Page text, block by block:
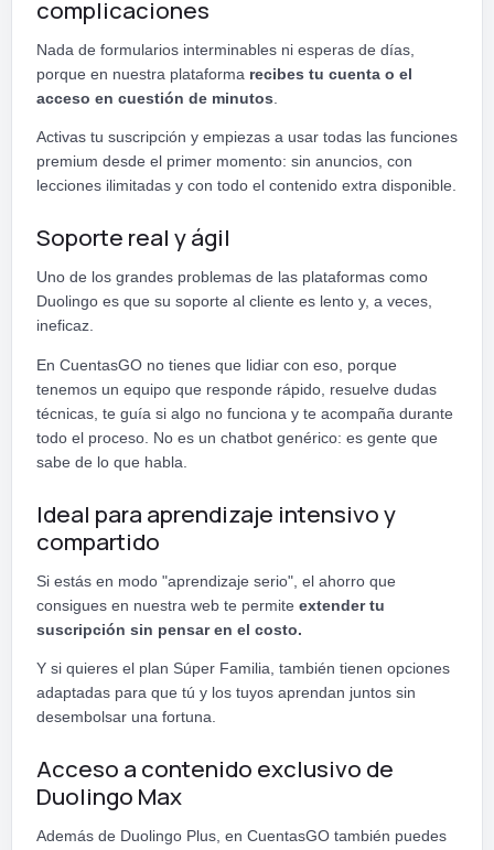
complicaciones
Nada de formularios interminables ni esperas de días,
porque en nuestra plataforma recibes tu cuenta o el
acceso en cuestión de minutos
Activas tu suscripción y empiezas a usar todas las funciones
premium desde el primer momento: sin anuncios, con
lecciones ilimitadas y con todo el contenido extra disponible.
Soporte real y ágil
Uno de los grandes problemas de las plataformas como
Duolingo es que su soporte al cliente es lento y, a veces,
ineficaz.
En CuentasGO no tienes que lidiar con eso, porque
tenemos un equipo que responde rápido, resuelve dudas
técnicas, te guía si algo no funciona y te acompaña durante
todo el proceso. No es un chatbot genérico: es gente que
sabe de lo que habla.
Ideal para aprendizaje intensivo y
compartido
Si estás en modo "aprendizaje serio", el ahorro que
consigues en nuestra web te permite extender tu
suscripción sin pensar en el costo.
Y si quieres el plan Súper Familia, también tienen opciones
adaptadas para que tú y los tuyos aprendan juntos sin
desembolsar una fortuna.
Acceso a contenido exclusivo de
Duolingo Max
Además de Duolingo Plus, en CuentasGO también puedes